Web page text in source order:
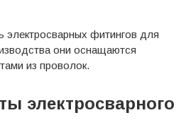
электросварных фитингов для
они оснащаются
из проволок.
электросварного